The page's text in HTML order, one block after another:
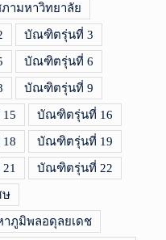
ามหาวิทยาลัย
บัณฑิตรุ่นที่ 3
บัณฑิตรุ่นที่ 6
บัณฑิตรุ่นที่ 9
บัณฑิตรุ่นที่ 16
บัณฑิตรุ่นที่ 19
บัณฑิตรุ่นที่ 22
ษ
าภูมิพลอดุลยเดช